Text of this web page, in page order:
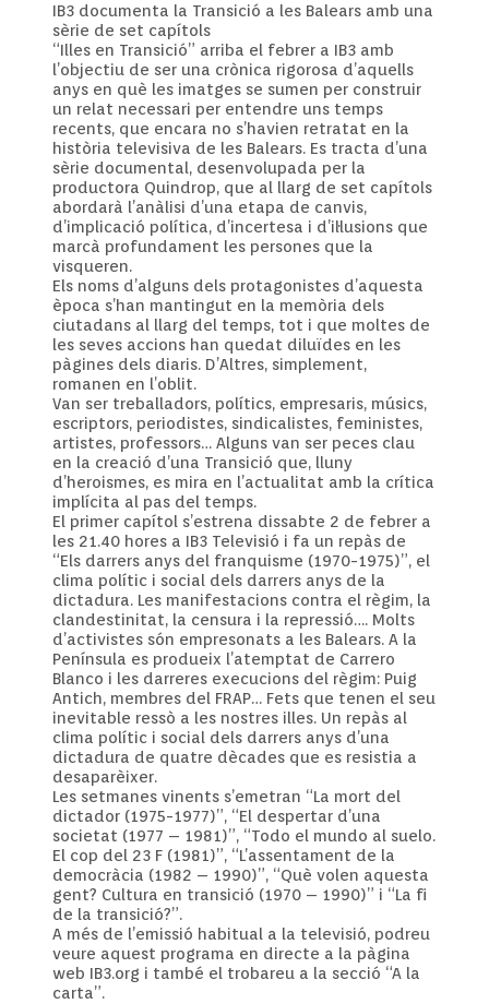
IB3 documenta la Transició a les Balears amb una
sèrie de set capítols
“Illes en Transició” arriba el febrer a IB3 amb
l’objectiu de ser una crònica rigorosa d’aquells
anys en què les imatges se sumen per construir
un relat necessari per entendre uns temps
recents, que encara no s’havien retratat en la
història televisiva de les Balears. Es tracta d’una
sèrie documental, desenvolupada per la
productora Quindrop, que al llarg de set capítols
abordarà l’anàlisi d’una etapa de canvis,
d’implicació política, d’incertesa i d’il·lusions que
marcà profundament les persones que la
visqueren.
Els noms d’alguns dels protagonistes d’aquesta
època s’han mantingut en la memòria dels
ciutadans al llarg del temps, tot i que moltes de
les seves accions han quedat diluïdes en les
pàgines dels diaris. D’Altres, simplement,
romanen en l’oblit.
Van ser treballadors, polítics, empresaris, músics,
escriptors, periodistes, sindicalistes, feministes,
artistes, professors… Alguns van ser peces clau
en la creació d’una Transició que, lluny
d’heroismes, es mira en l’actualitat amb la crítica
implícita al pas del temps.
El primer capítol s’estrena dissabte 2 de febrer a
les 21.40 hores a IB3 Televisió i fa un repàs de
“Els darrers anys del franquisme (1970-1975)”, el
clima polític i social dels darrers anys de la
dictadura. Les manifestacions contra el règim, la
clandestinitat, la censura i la repressió…. Molts
d’activistes són empresonats a les Balears. A la
Península es produeix l’atemptat de Carrero
Blanco i les darreres execucions del règim: Puig
Antich, membres del FRAP… Fets que tenen el seu
inevitable ressò a les nostres illes. Un repàs al
clima polític i social dels darrers anys d’una
dictadura de quatre dècades que es resistia a
desaparèixer.
Les setmanes vinents s’emetran “La mort del
dictador (1975-1977)”, “El despertar d’una
societat (1977 – 1981)”, “Todo el mundo al suelo.
El cop del 23 F (1981)”, “L’assentament de la
democràcia (1982 – 1990)”, “Què volen aquesta
gent? Cultura en transició (1970 – 1990)” i “La fi
de la transició?”.
A més de l’emissió habitual a la televisió, podreu
veure aquest programa en directe a la pàgina
web IB3.org i també el trobareu a la secció “A la
carta”.